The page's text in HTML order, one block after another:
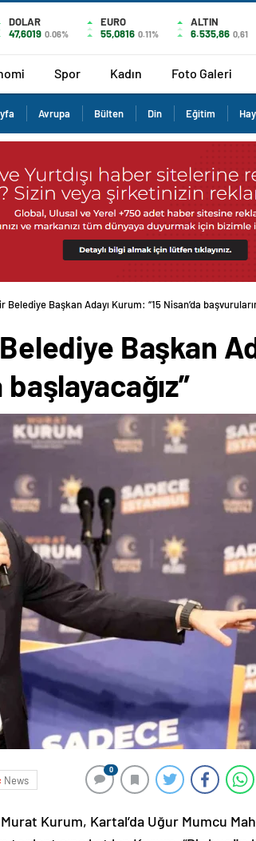
DOLAR
47,6019 0.06%
EURO
55,0816 0.11%
ALTIN
6.535,86 0,61
Spor Kadın Foto Galeri
Avrupa Bülten Din Eğitim
Başkan Adayı Kurum: “15 Nisan’da
Başkan
News
katılan Kurum, “Biz bugün